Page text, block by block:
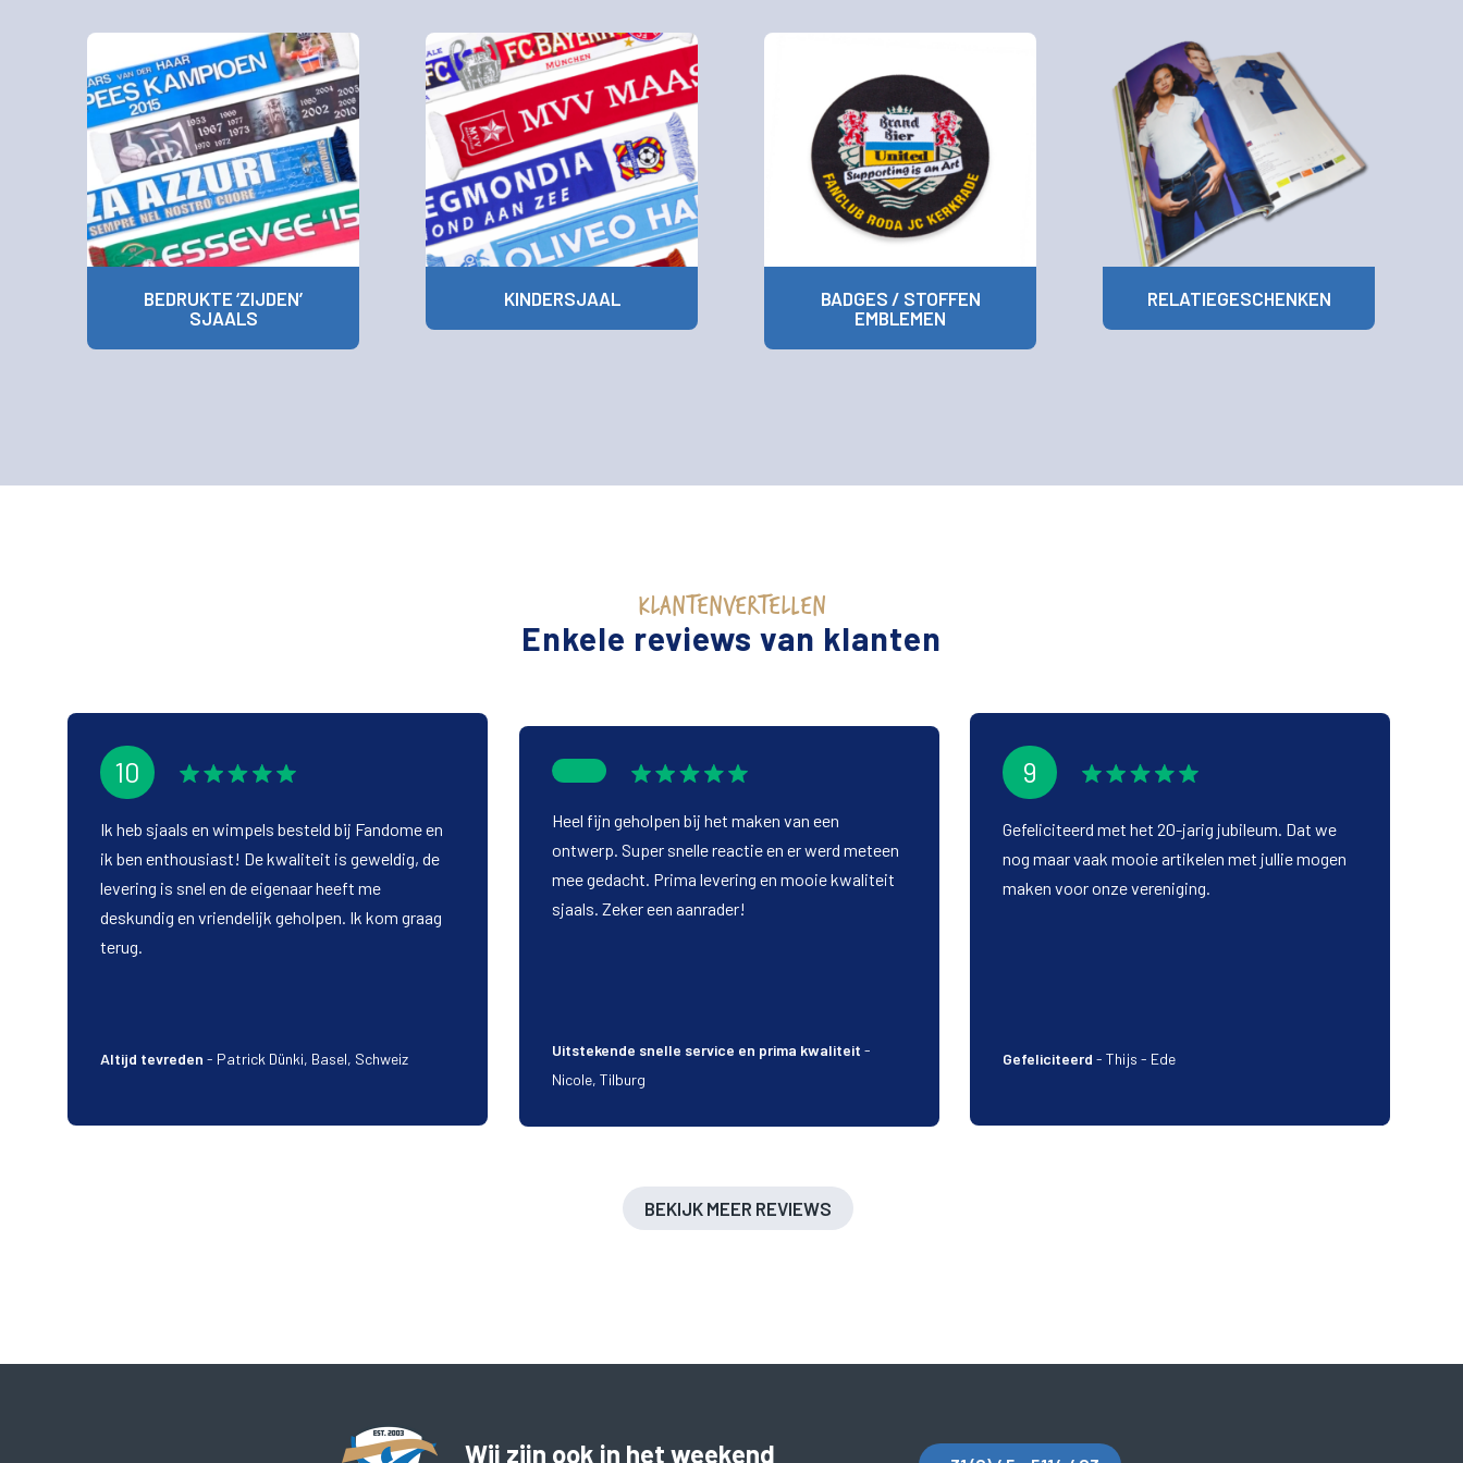
BEDRUKTE ‘ZIJDEN’
SJAALS
KINDERSJAAL
BADGES / STOFFEN
EMBLEMEN
RELATIEGESCHENKEN
KLANTENVERTELLEN
Enkele reviews van klanten
10
Ik heb sjaals en wimpels besteld bij Fandome en
ik ben enthousiast! De kwaliteit is geweldig, de
levering is snel en de eigenaar heeft me
deskundig en vriendelijk geholpen. Ik kom graag
terug.
Altijd tevreden - Patrick Dünki, Basel, Schweiz
Heel fijn geholpen bij het maken van een
ontwerp. Super snelle reactie en er werd meteen
mee gedacht. Prima levering en mooie kwaliteit
sjaals. Zeker een aanrader!
Uitstekende snelle service en prima kwaliteit -
Nicole, Tilburg
9
Gefeliciteerd met het 20-jarig jubileum. Dat we
nog maar vaak mooie artikelen met jullie mogen
maken voor onze vereniging.
Gefeliciteerd -Thijs - Ede
BEKIJK MEER REVIEWS
Wij zijn ook in het weekend